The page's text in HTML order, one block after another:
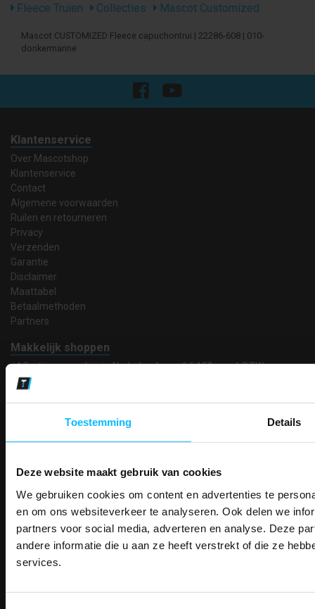
Toestemming Details
Deze website maakt gebruik van cookies
We gebruiken cookies om content en advertenties te
en om ons websiteverkeer te analyseren. Ook delen we
partners voor social media, adverteren en analyse. Deze
andere informatie die u aan ze heeft verstrekt of die ze
services.
Fleece Truien
Collecties Mascot Customized
Mascot CUSTOMIZED Fleece capuchontrui | 22286-608 | 010-
donkermarine
Klantenservice
Over Mascotshop
Klantenservice
Contact
Algemene voorwaarden
Ruilen en retourneren
Privacy
Verzenden
Garantie
Disclaimer
Maattabel
Betaalmethoden
Partners
Makkelijk shoppen
Gratis verzending in Nederland vanaf € 150,- excl. BTW
Bedruk- en borduurservice
Email
Inschrijven
Contact
TEACO VOF
9723 JG Groningen
ONTVANG
KORTING OP
PAK